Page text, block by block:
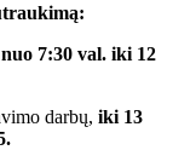
nuo 7:30 val. iki 12
darbų, iki 13